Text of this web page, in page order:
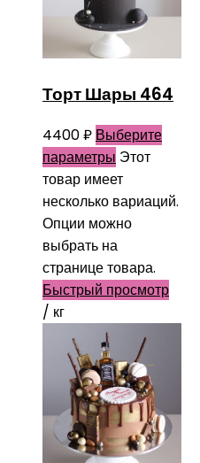
Торт Шары 464
4400₽ Выберите
параметры Этот
товар имеет
несколько вариаций.
Опции можно
выбрать на
странице товара.
Быстрый просмотр
/ кг